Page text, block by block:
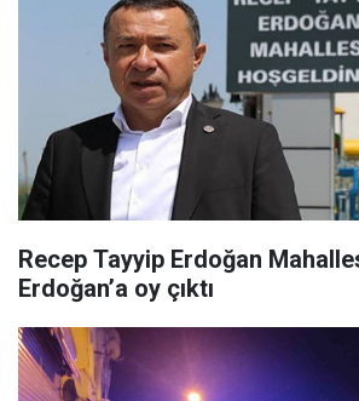
Recep Tayyip Erdoğan
Erdoğan’a oy çıktı